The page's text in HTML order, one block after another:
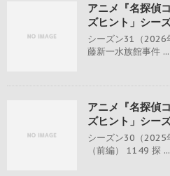
アニメ『名探偵
ズヒント」シー
シーズン31（2026
藤新一水族館事件 ...
アニメ『名探偵
ズヒント」シー
シーズン30（2025
（前編） 1149 探 ...